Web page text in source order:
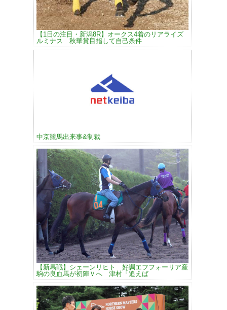
【1日の注目・新潟8R】オークス4着のリアライズ
ルミナス 秋華賞目指して自己条件
中京競馬出来事&制裁
【新馬戦】シェーンリヒト 好調エフフォーリア産
駒の良血馬が初陣Ｖへ 津村「追えば